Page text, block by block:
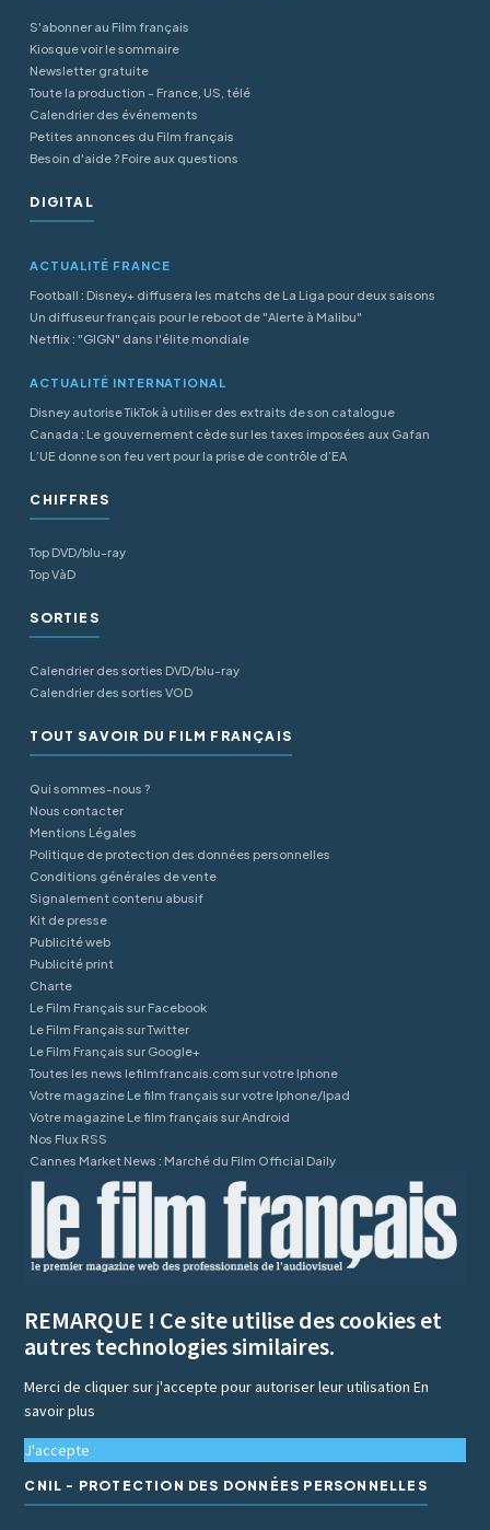
S'abonner au Film français
Kiosque voir le sommaire
Newsletter gratuite
Toute la production - France, US, télé
Calendrier des événements
Petites annonces du Film français
Besoin d'aide ? Foire aux questions
DIGITAL
ACTUALITÉ FRANCE
Football : Disney+ diffusera les matchs de La Liga pour deux saisons
Un diffuseur français pour le reboot de "Alerte à Malibu"
Netflix : "GIGN" dans l'élite mondiale
ACTUALITÉ INTERNATIONAL
Disney autorise TikTok à utiliser des extraits de son catalogue
Canada : Le gouvernement cède sur les taxes imposées aux Gafan
L’UE donne son feu vert pour la prise de contrôle d’EA
CHIFFRES
Top DVD/blu-ray
Top VàD
SORTIES
Calendrier des sorties DVD/blu-ray
Calendrier des sorties VOD
TOUT SAVOIR DU FILM FRANÇAIS
Qui sommes-nous ?
Nous contacter
Mentions Légales
Politique de protection des données personnelles
Conditions générales de vente
Signalement contenu abusif
Kit de presse
Publicité web
Publicité print
Charte
Le Film Français sur Facebook
Le Film Français sur Twitter
Le Film Français sur Google+
Toutes les news lefilmfrancais.com sur votre Iphone
Votre magazine Le film français sur votre Iphone/Ipad
Votre magazine Le film français sur Android
Nos Flux RSS
Cannes Market News : Marché du Film Official Daily
REMARQUE ! Ce site utilise des cookies et
autres technologies similaires.
Merci de cliquer sur j'accepte pour autoriser leur utilisationEn
savoir plus
J'accepte
CNIL - PROTECTION DES DONNÉES PERSONNELLES